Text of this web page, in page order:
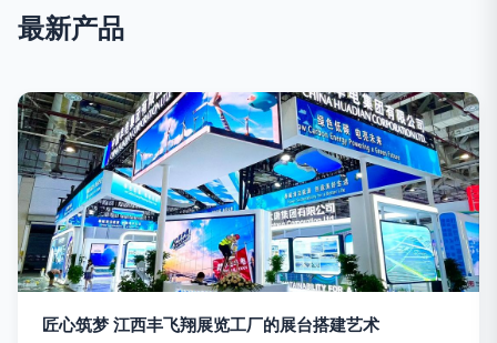
最新产品
匠心筑梦 江西丰飞翔展览工厂的展台搭建艺术